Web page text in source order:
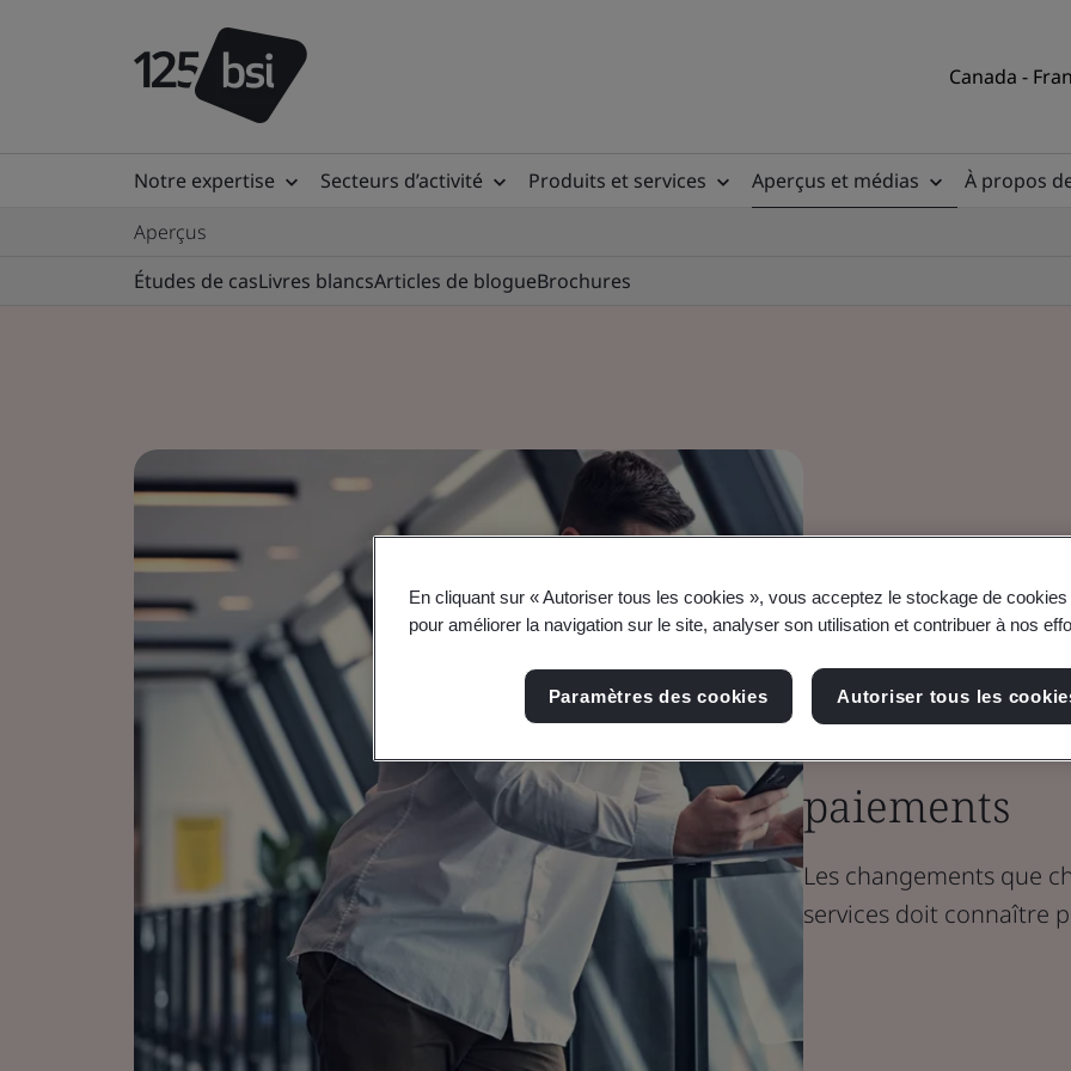
Canada -
Notre expertise Secteurs d’activité Produits et services Aperçus et médias
À propos
Aperçus
Études de casLivres blancsArticles de blogueBrochures
Blogue
Confiance numérique
PCI DSS
en matière
paiements
Les changements que
services doit connaître
En cliquant sur « Autoriser tous les cookies », vous acceptez le stockage de
pour améliorer la navigation sur le site, analyser son utilisation et contribuer à nos
Paramètres des cookies Autoriser tous les